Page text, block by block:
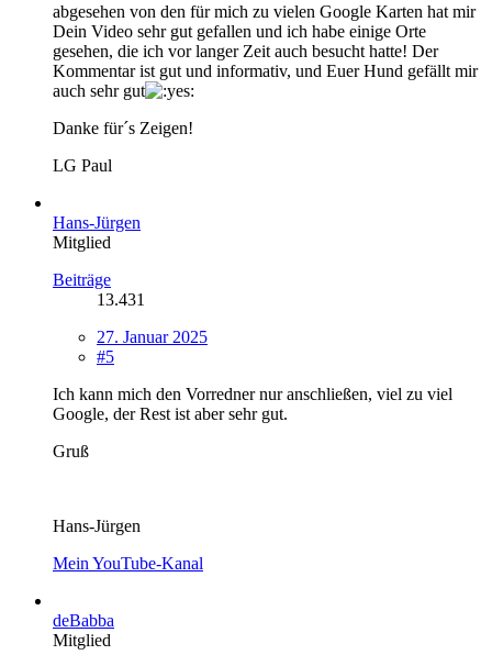
abgesehen von den für mich zu vielen Google Karten hat mir
Dein Video sehr gut gefallen und ich habe einige Orte
gesehen, die ich vor langer Zeit auch besucht hatte! Der
Kommentar ist gut und informativ, und Euer Hund gefällt mir
auch sehr gut
Danke für´s Zeigen!
LG Paul
Hans-Jürgen
Mitglied
Beiträge
13.431
27. Januar 2025
#5
Ich kann mich den Vorredner nur anschließen, viel zu viel
Google, der Rest ist aber sehr gut.
Gruß
Hans-Jürgen
Mein YouTube-Kanal
deBabba
Mitglied